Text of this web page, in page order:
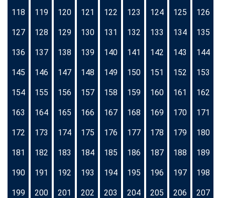
118 119 120 121 122 123 124 125 126
127 128 129 130 131 132 133 134 135
136 137 138 139 140 141 142 143 144
145 146 147 148 149 150 151 152 153
154 155 156 157 158 159 160 161 162
163 164 165 166 167 168 169 170 171
172 173 174 175 176 177 178 179 180
181 182 183 184 185 186 187 188 189
190 191 192 193 194 195 196 197 198
199 200 201 202 203 204 205 206 207